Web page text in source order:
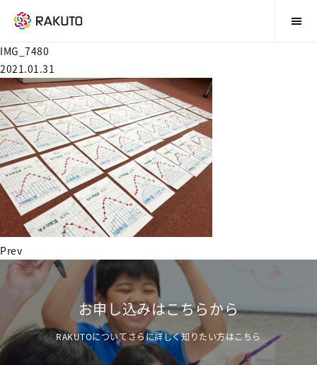
IMG_7480
2021.01.31
Prev
お申し込みはこちらから
RAKUTOについてさらに詳しく知りたい方はこちら